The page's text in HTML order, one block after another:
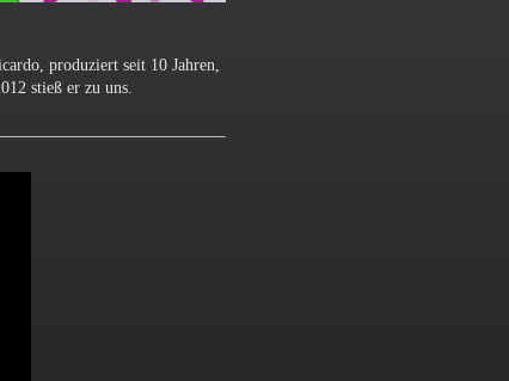
produziert seit 10 Jahren,
stieß er zu uns.